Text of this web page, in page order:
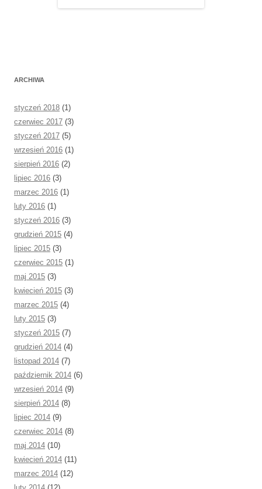
ARCHIWA
styczeń 2018 (1)
czerwiec 2017 (3)
styczeń 2017 (5)
wrzesień 2016 (1)
sierpień 2016 (2)
lipiec 2016 (3)
marzec 2016 (1)
luty 2016 (1)
styczeń 2016 (3)
grudzień 2015 (4)
lipiec 2015 (3)
czerwiec 2015 (1)
maj 2015 (3)
kwiecień 2015 (3)
marzec 2015 (4)
luty 2015 (3)
styczeń 2015 (7)
grudzień 2014 (4)
listopad 2014 (7)
październik 2014 (6)
wrzesień 2014 (9)
sierpień 2014 (8)
lipiec 2014 (9)
czerwiec 2014 (8)
maj 2014 (10)
kwiecień 2014 (11)
marzec 2014 (12)